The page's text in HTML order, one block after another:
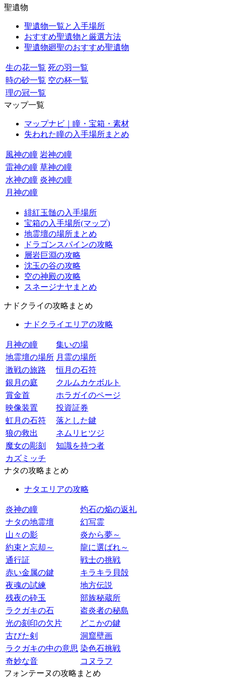
聖遺物
聖遺物一覧と入手場所
おすすめ聖遺物と厳選方法
聖遺物廻聖のおすすめ聖遺物
生の花一覧 死の羽一覧
時の砂一覧 空の杯一覧
理の冠一覧
マップ一覧
マップナビ｜瞳・宝箱・素材
失われた瞳の入手場所まとめ
風神の瞳 岩神の瞳
雷神の瞳 草神の瞳
水神の瞳 炎神の瞳
月神の瞳
緋紅玉髄の入手場所
宝箱の入手場所(マップ)
地霊壇の場所まとめ
ドラゴンスパインの攻略
層岩巨淵の攻略
沈玉の谷の攻略
空の神殿の攻略
スネージナヤまとめ
ナドクライの攻略まとめ
ナドクライエリアの攻略
月神の瞳
集いの場
地霊壇の場所 月霊の場所
激戦の旅路
恒月の石符
銀月の庭
クルムカケボルト
賞金首
ホラガイのページ
映像装置
投資証券
虹月の石符
落とした鍵
狼の救出
ネムリヒツジ
魔女の彫刻
知識を持つ者
カズミッチ
ナタの攻略まとめ
ナタエリアの攻略
炎神の瞳
灼石の焔の返礼
ナタの地霊壇
幻写霊
山々の影
炎から夢～
約束と忘却～
龍に選ばれ～
通行証
戦士の挑戦
赤い金属の鍵
キラキラ貝殻
夜魂の試練
地方伝説
残夜の砕玉
部族秘蔵所
ラクガキの石
盗炎者の秘島
光の刻印の欠片
どこかの鍵
古びた剣
洞窟壁画
ラクガキの中の意思 染色石挑戦
奇妙な音
コヌラフ
フォンテーヌの攻略まとめ